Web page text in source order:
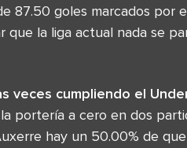
87.50 goles marcados por
que la liga actual nada se
veces cumpliendo el
portería a cero en dos
hay un 50.00% de